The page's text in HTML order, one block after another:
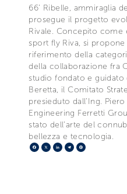
66’ Ribelle, ammiraglia
prosegue il progetto
Rivale. Concepito come
sport fly Riva, si
riferimento della
della collaborazione fra
studio fondato e guidato
Beretta, il Comitato
presieduto dall’Ing.
Engineering Ferretti
stato dell’arte del
bellezza e tecnologia.
Facebook
X LinkedIn
Telegram